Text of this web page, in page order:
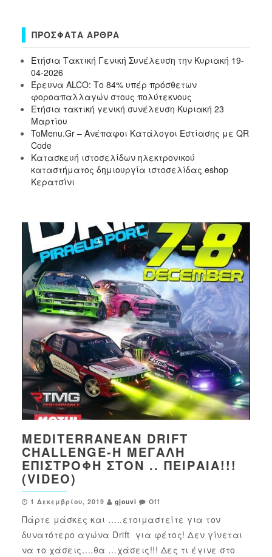
ΠΡΌΣΦΑΤΑ ΆΡΘΡΑ
Ετήσια Τακτική Γενική Συνέλευση την Κυριακή 19-
04-2026
Έρευνα ALCO: Το 84% υπέρ πρόσθετων
φοροαπαλλαγών στους πολύτεκνους
Ετήσια τακτική γενική συνέλευση Κυριακή 23
Μαρτίου
ToMenu.Gr – Ανέπαφοι Κατάλογοι Εστίασης με QR
Code
Κατασκευή ιστοσελίδων ηλεκτρονικού
καταστήματος δημιουργία ιστοσελίδας eshop
Κερατσίνι
MEDITERRANEAN DRIFT
CHALLENGE-Η ΜΕΓΆΛΗ
ΕΠΙΣΤΡΟΦΉ ΣΤΟΝ .. ΠΕΙΡΑΙΆ!!!
(VIDEO)
1 Δεκεμβρίου, 2019 gjouvi Off
Πάρτε μάσκες και …..ετοιμαστείτε για τον
δυνατότερο αγώνα Drift για φέτος! Δεν γίνεται
να το χάσεις….θα …χάσεις!!! Δες τι έγινε στο